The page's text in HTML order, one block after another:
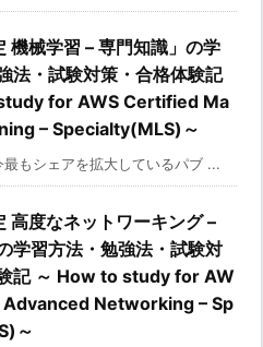
機械学習 – 専門知識」の学
法・試験対策・合格体験記
for AWS Certified Ma
– Specialty(MLS)～
もシェアを拡大しているパブ ...
高度なネットワーキング –
学習方法・勉強法・試験対
記 ～ How to study for AW
Networking – Sp
～